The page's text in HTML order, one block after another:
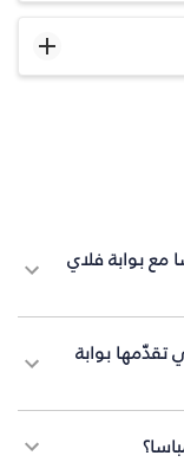
مع بوابة فلاي
تقدّمها بوابة